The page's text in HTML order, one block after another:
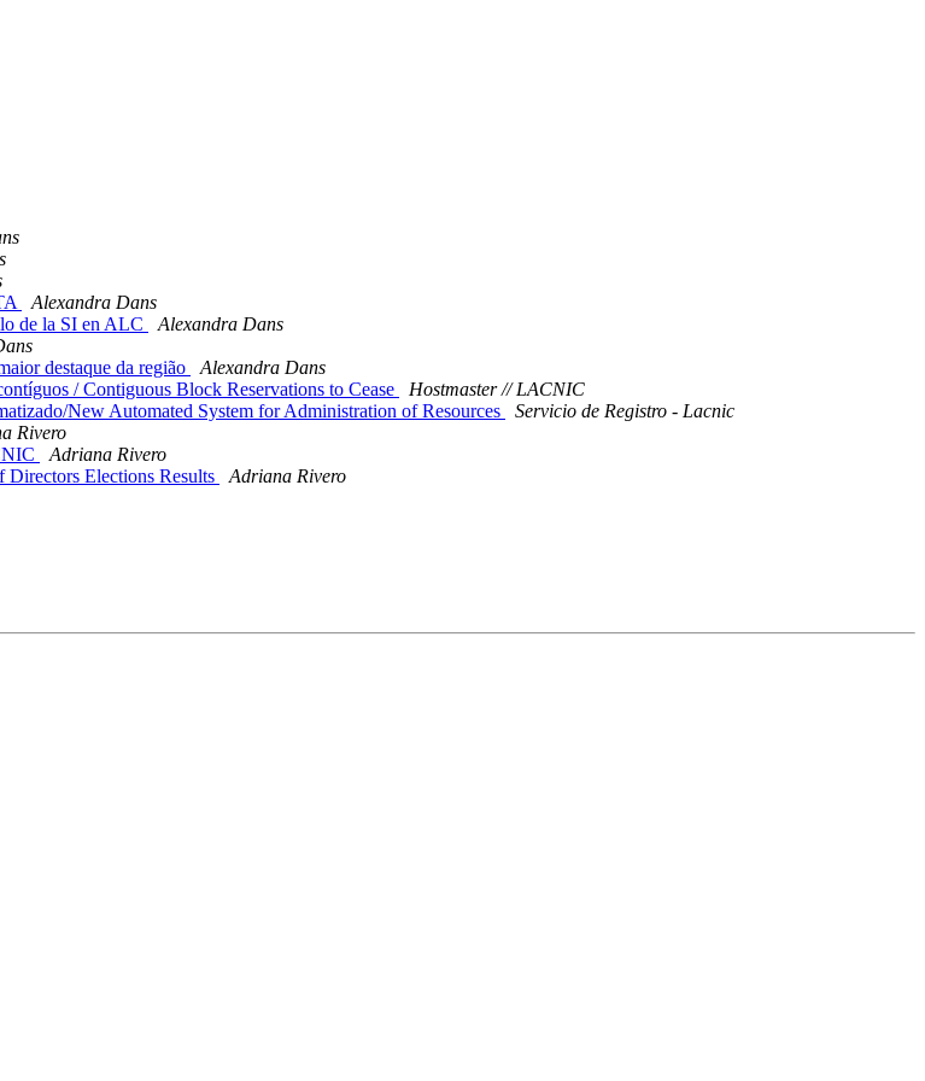
Alexandra Dans
de la SI en ALC
Alexandra Dans
destaque da região
Alexandra Dans
/ Contiguous Block Reservations to Cease
Hostmaster // LACNIC
New Automated System for Administration of Resources
Servicio de Registro - Lacnic
Rivero
Adriana Rivero
Elections Results
Adriana Rivero